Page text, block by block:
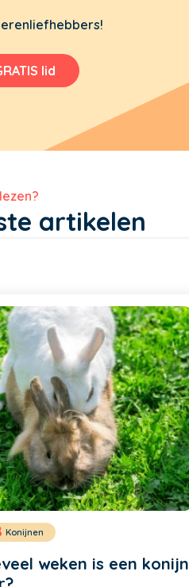
lid
artikelen
Konijnen
weken is een konijn